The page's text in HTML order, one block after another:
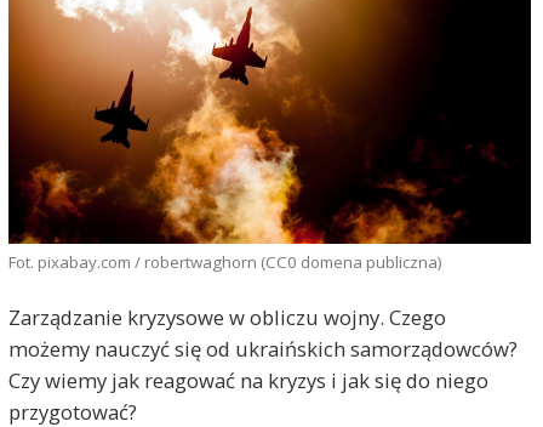
Fot. pixabay.com / robertwaghorn (CC0 domena publiczna)
Zarządzanie kryzysowe w obliczu wojny. Czego
możemy nauczyć się od ukraińskich samorządowców?
Czy wiemy jak reagować na kryzys i jak się do niego
przygotować?